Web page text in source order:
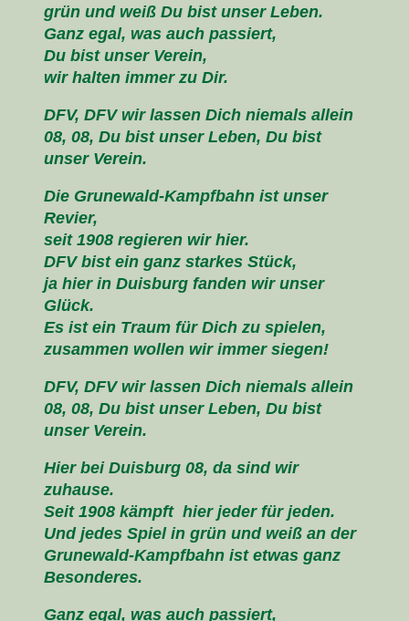
grün und weiß Du bist unser Leben.
Ganz egal, was auch passiert,
Du bist unser Verein,
wir halten immer zu Dir.
DFV, DFV wir lassen Dich niemals allein
08, 08, Du bist unser Leben, Du bist
unser Verein.
Die Grunewald-Kampfbahn ist unser
Revier,
seit 1908 regieren wir hier.
DFV bist ein ganz starkes Stück,
ja hier in Duisburg fanden wir unser
Glück.
Es ist ein Traum für Dich zu spielen,
zusammen wollen wir immer siegen!
DFV, DFV wir lassen Dich niemals allein
08, 08, Du bist unser Leben, Du bist
unser Verein.
Hier bei Duisburg 08, da sind wir
zuhause.
Seit 1908 kämpft hier jeder für jeden.
Und jedes Spiel in grün und weiß an der
Grunewald-Kampfbahn ist etwas ganz
Besonderes.
Ganz egal, was auch passiert,